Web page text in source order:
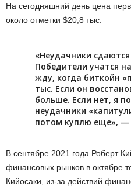
На сегодняшний день цена
около отметки $20,8 тыс.
«Неудачники
Победители учатся
жду, когда биткойн
тыс. Если он
больше. Если нет, я
неудачники
потом куплю еще», —
В сентябре 2021 года Роберт
финансовых рынков в октябре
Кийосаки, из-за действий